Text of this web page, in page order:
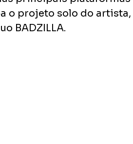
o projeto solo do
BADZILLA.